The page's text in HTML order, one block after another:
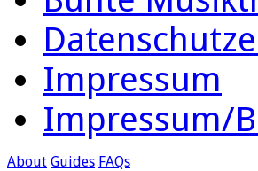
Impressum
Impressum/
About Guides FAQs